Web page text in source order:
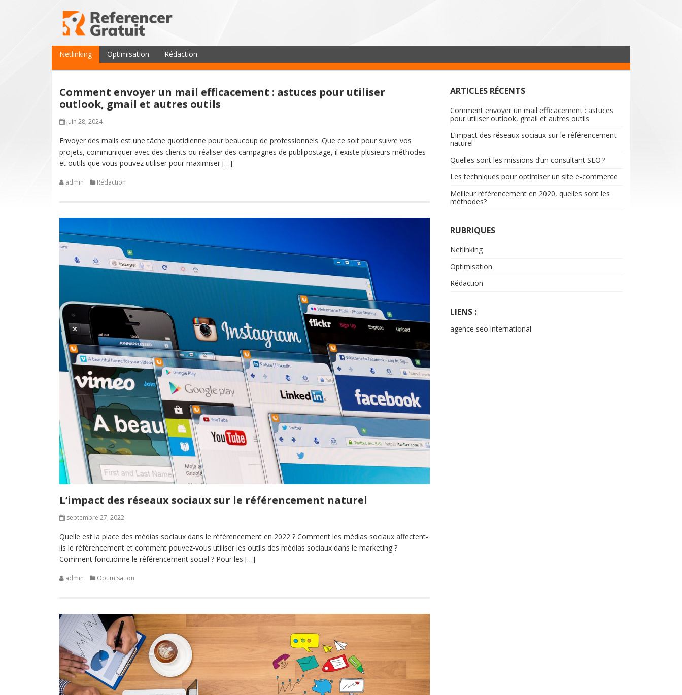
Netlinking Optimisation Rédaction
Comment envoyer un mail efficacement : astuces pour utiliser
outlook, gmail et autres outils
juin 28, 2024
Envoyer des mails est une tâche quotidienne pour beaucoup de professionnels. Que ce soit pour suivre vos
projets, communiquer avec des clients ou réaliser des campagnes de publipostage, il existe plusieurs méthodes
et outils que vous pouvez utiliser pour maximiser […]
admin Rédaction
L’impact des réseaux sociaux sur le référencement naturel
septembre 27, 2022
Quelle est la place des médias sociaux dans le référencement en 2022 ? Comment les médias sociaux affectent-
ils le référencement et comment pouvez-vous utiliser les outils des médias sociaux dans le marketing ?
Comment fonctionne le référencement social ? Pour les […]
admin Optimisation
ARTICLES RÉCENTS
Comment envoyer un mail efficacement : astuces
pour utiliser outlook, gmail et autres outils
L’impact des réseaux sociaux sur le référencement
naturel
Quelles sont les missions d’un consultant SEO ?
Les techniques pour optimiser un site e-commerce
Meilleur référencement en 2020, quelles sont les
méthodes?
RUBRIQUES
Netlinking
Optimisation
Rédaction
LIENS :
agence seo international